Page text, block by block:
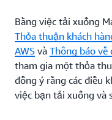
Bằng việc tải xuống
Thỏa thuận khách
AWS và Thông báo về
tham gia một thỏa
đồng ý rằng các điều
việc bạn tải xuống và